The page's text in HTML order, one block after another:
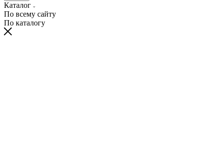
Каталог
По всему сайту
По каталогу